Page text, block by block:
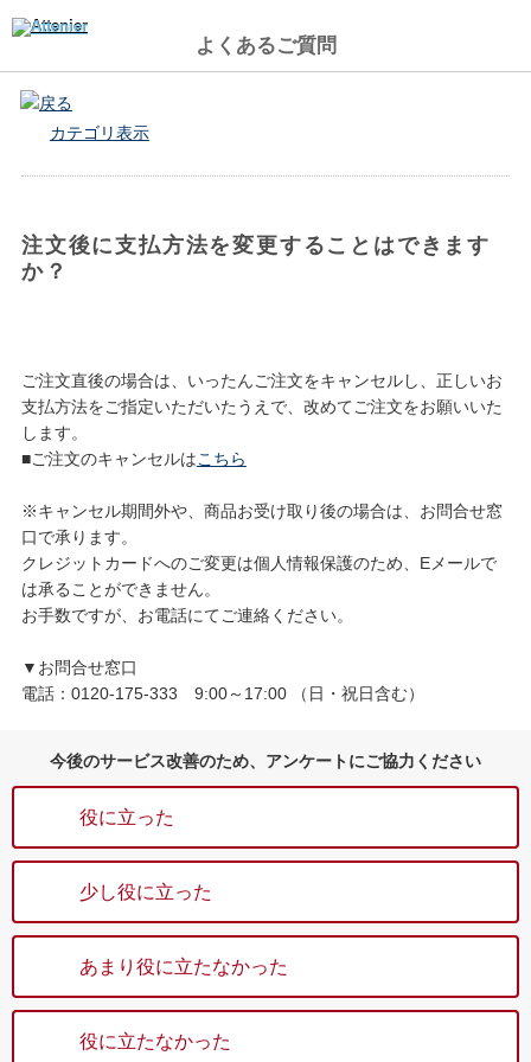
よくあるご質問
戻る
カテゴリ表示
注文後に支払方法を変更することはできます
か？
ご注文直後の場合は、いったんご注文をキャンセルし、正しいお
支払方法をご指定いただいたうえで、改めてご注文をお願いいた
します。
■ご注文のキャンセルはこちら
※キャンセル期間外や、商品お受け取り後の場合は、お問合せ窓
口で承ります。
クレジットカードへのご変更は個人情報保護のため、Eメールで
は承ることができません。
お手数ですが、お電話にてご連絡ください。
▼お問合せ窓口
電話：0120-175-333 9:00～17:00 （日・祝日含む）
今後のサービス改善のため、アンケートにご協力ください
役に立った
少し役に立った
あまり役に立たなかった
役に立たなかった